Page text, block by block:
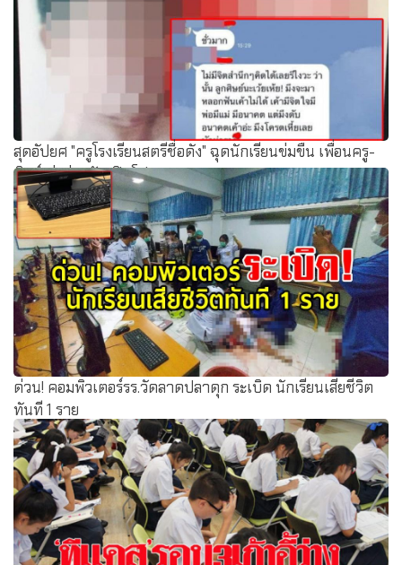
สุดอัปยศ "ครูโรงเรียนสตรีชื่อดัง" ฉุดนักเรียนข่มขืน เพื่อนครู-
ศิษย์เก่าร่วมกันเปิดโปง
ด่วน! คอมพิวเตอร์รร.วัดลาดปลาดุก ระเบิด นักเรียนเสียชีวิต
ทันที 1 ราย